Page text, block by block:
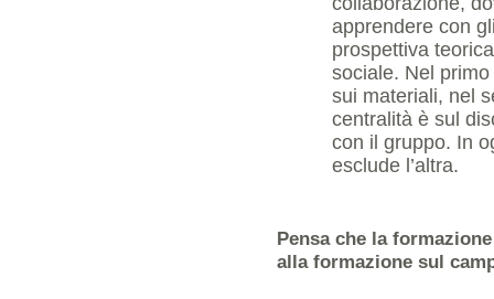
apprendere con
prospettiva
sociale. Nel
sui materiali, nel
centralità è sul
con il gruppo. In
esclude l’altra.
Pensa che la
alla formazione sul